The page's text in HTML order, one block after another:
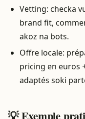
Vetting: checka
brand fit,
akoz na bots.
Offre locale:
pricing en euros
adaptés soki